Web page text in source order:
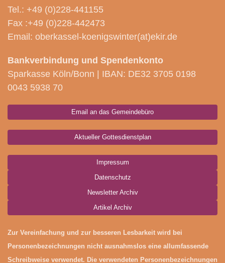
Tel.: +49 (0)228-441155
Fax :+49 (0)228-442473
Email: oberkassel-koenigswinter(at)ekir.de
Bankverbindung und Spendenkonto
Sparkasse Köln/Bonn | IBAN: DE32 3705 0198
0043 5938 70
Email an das Gemeindebüro
Aktueller Gottesdienstplan
Impressum
Datenschutz
Newsletter Archiv
Artikel Archiv
Zur Vereinfachung und zur besseren Lesbarkeit wird bei
Personenbezeichnungen nicht ausnahmslos eine allumfassende
Schreibweise verwendet. Die verwendeten Personenbezeichnungen